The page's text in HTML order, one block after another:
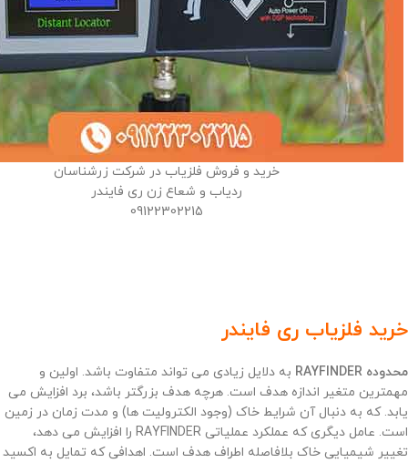
خرید و فروش فلزیاب در شرکت زرشناسان
ردیاب و شعاع زن ری فایندر
09122302215
خرید فلزیاب ری فایندر
محدوده RAYFINDER
به دلایل زیادی می تواند متفاوت باشد. اولین و
مهمترین متغیر اندازه هدف است. هرچه هدف بزرگتر باشد، برد افزایش می
یابد. که به دنبال آن شرایط خاک (وجود الکترولیت ها) و مدت زمان در زمین
است. عامل دیگری که عملکرد عملیاتی RAYFINDER را افزایش می دهد،
تغییر شیمیایی خاک بلافاصله اطراف هدف است. اهدافی که تمایل به اکسید